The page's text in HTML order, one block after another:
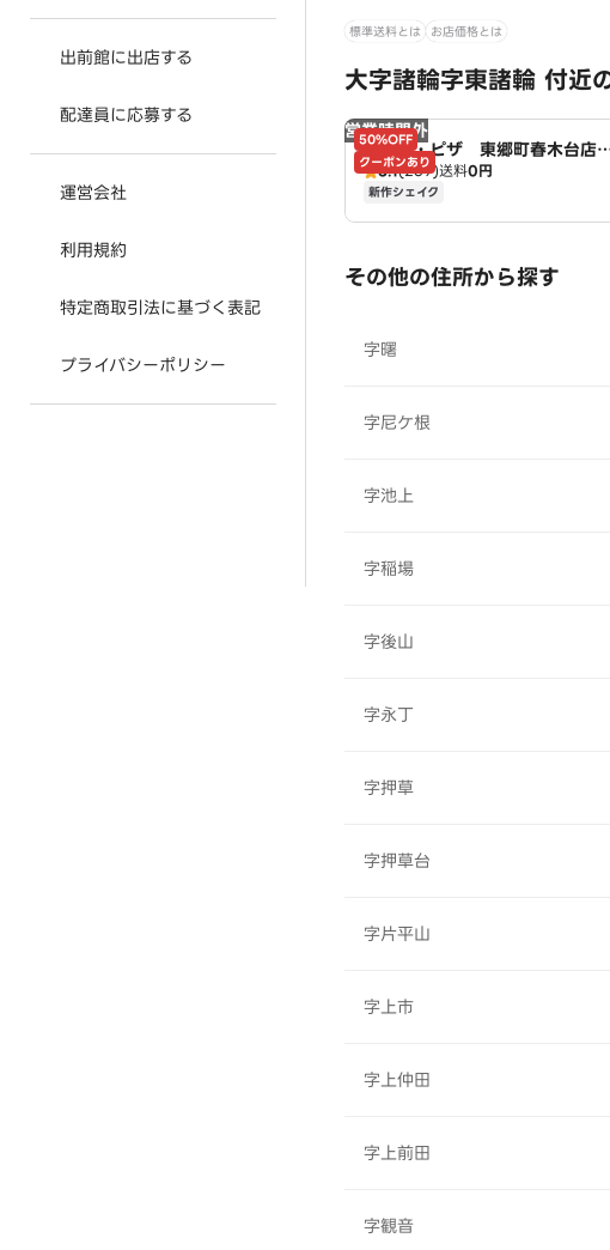
出前館に出店する
配達員に応募する
運営会社
利用規約
特定商取引法に基づく表記
プライバシーポリシー
標準送料とは お店価格とは
大字諸輪字東諸輪 付近
営業時間外
50%OFF
クーポンあり
ドミノ・ピザ 東郷町春木台
Domino's
3.1(239)送料0円
新作シェイク
その他の住所から探す
字曙
字尼ケ根
字池上
字稲場
字後山
字永丁
字押草
字押草台
字片平山
字上市
字上仲田
字上前田
字観音